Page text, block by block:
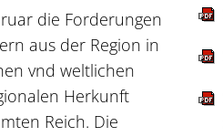
die Forderungen
aus der Region in
vnd weltlichen
Herkunft
Reich. Die